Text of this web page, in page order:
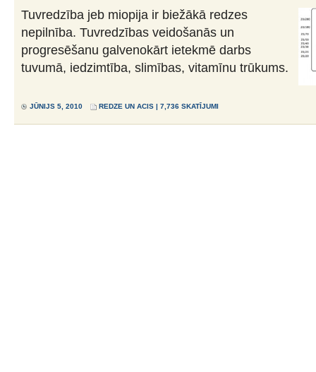
Tuvredzība jeb miopija ir biežākā redzes
nepilnība. Tuvredzības veidošanās un
progresēšanu galvenokārt ietekmē darbs
tuvumā, iedzimtība, slimības, vitamīnu trūkums.
JŪNIJS 5, 2010 REDZE UN ACIS | 7,736 SKATĪJUMI